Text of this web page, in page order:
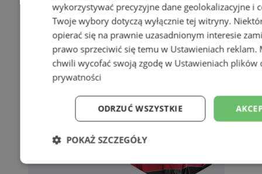
wykorzystywać precyzyjne dane geolokalizacyjne i
Twoje wybory dotyczą wyłącznie tej witryny.
opierać się na prawnie uzasadnionym interesie
prawo sprzeciwić się temu w Ustawieniach reklam.
chwili wycofać swoją zgodę w Ustawieniach plików
prywatności
ODRZUĆ WSZYSTKIE
POKAŻ SZCZEGÓŁY
Niezbędne Wydajność